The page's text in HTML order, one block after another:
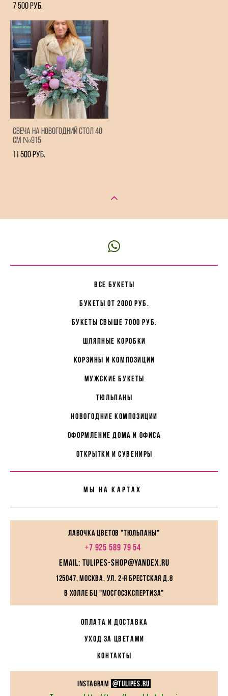
7 500 pуб.
Свеча на новогодний стол 40
см №915
11 500 pуб.
все букеты
букеты от 2000 руб.
букеты свыше 7000 руб.
Шляпные коробки
корзины и композиции
мужские букеты
Тюльпаны
Новогодние композиции
Оформление дома и офиса
Открытки и сувениры
Мы На картах
Лавочка цветов "Тюльпаны"
+7 925 589 79 54
EMAIL: tulipes-shop@yandex.ru
125047, Москва, ул. 2-я Брестская д.8
в холле БЦ "МосГосЭкспертиза"
ОПЛАТА И ДОСТАВКА
УХОД ЗА ЦВЕТАМИ
КОНТАКТЫ
instagram @TULIPES.RU